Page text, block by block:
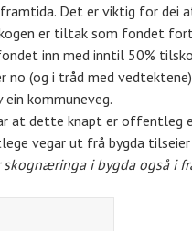
Det er viktig for dei
er tiltak som fondet
inn med inntil 50%
(og i tråd med
kommuneveg.
at dette knapt er
vegar ut frå bygda
i bygda også i